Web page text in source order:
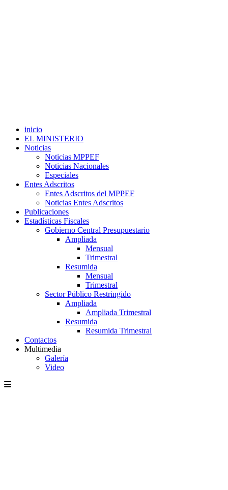
inicio
EL MINISTERIO
Noticias
Noticias MPPEF
Noticias Nacionales
Especiales
Entes Adscritos
Entes Adscritos del MPPEF
Noticias Entes Adscritos
Publicaciones
Estadísticas Fiscales
Gobierno Central Presupuestario
Ampliada
Mensual
Trimestral
Resumida
Mensual
Trimestral
Sector Público Restringido
Ampliada
Ampliada Trimestral
Resumida
Resumida Trimestral
Contactos
Multimedia
Galería
Video